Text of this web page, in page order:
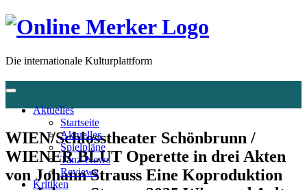
Die internationale Kulturplattform
Aktuelles
Startseite
Aktuelles
Spielpläne
Tanz-News
Reviews
Kritiken
WIEN/Schlosstheater Schönbrunn /
WIENER BLUT Operette in drei Akten
von Johann Strauss Eine Koproduktion